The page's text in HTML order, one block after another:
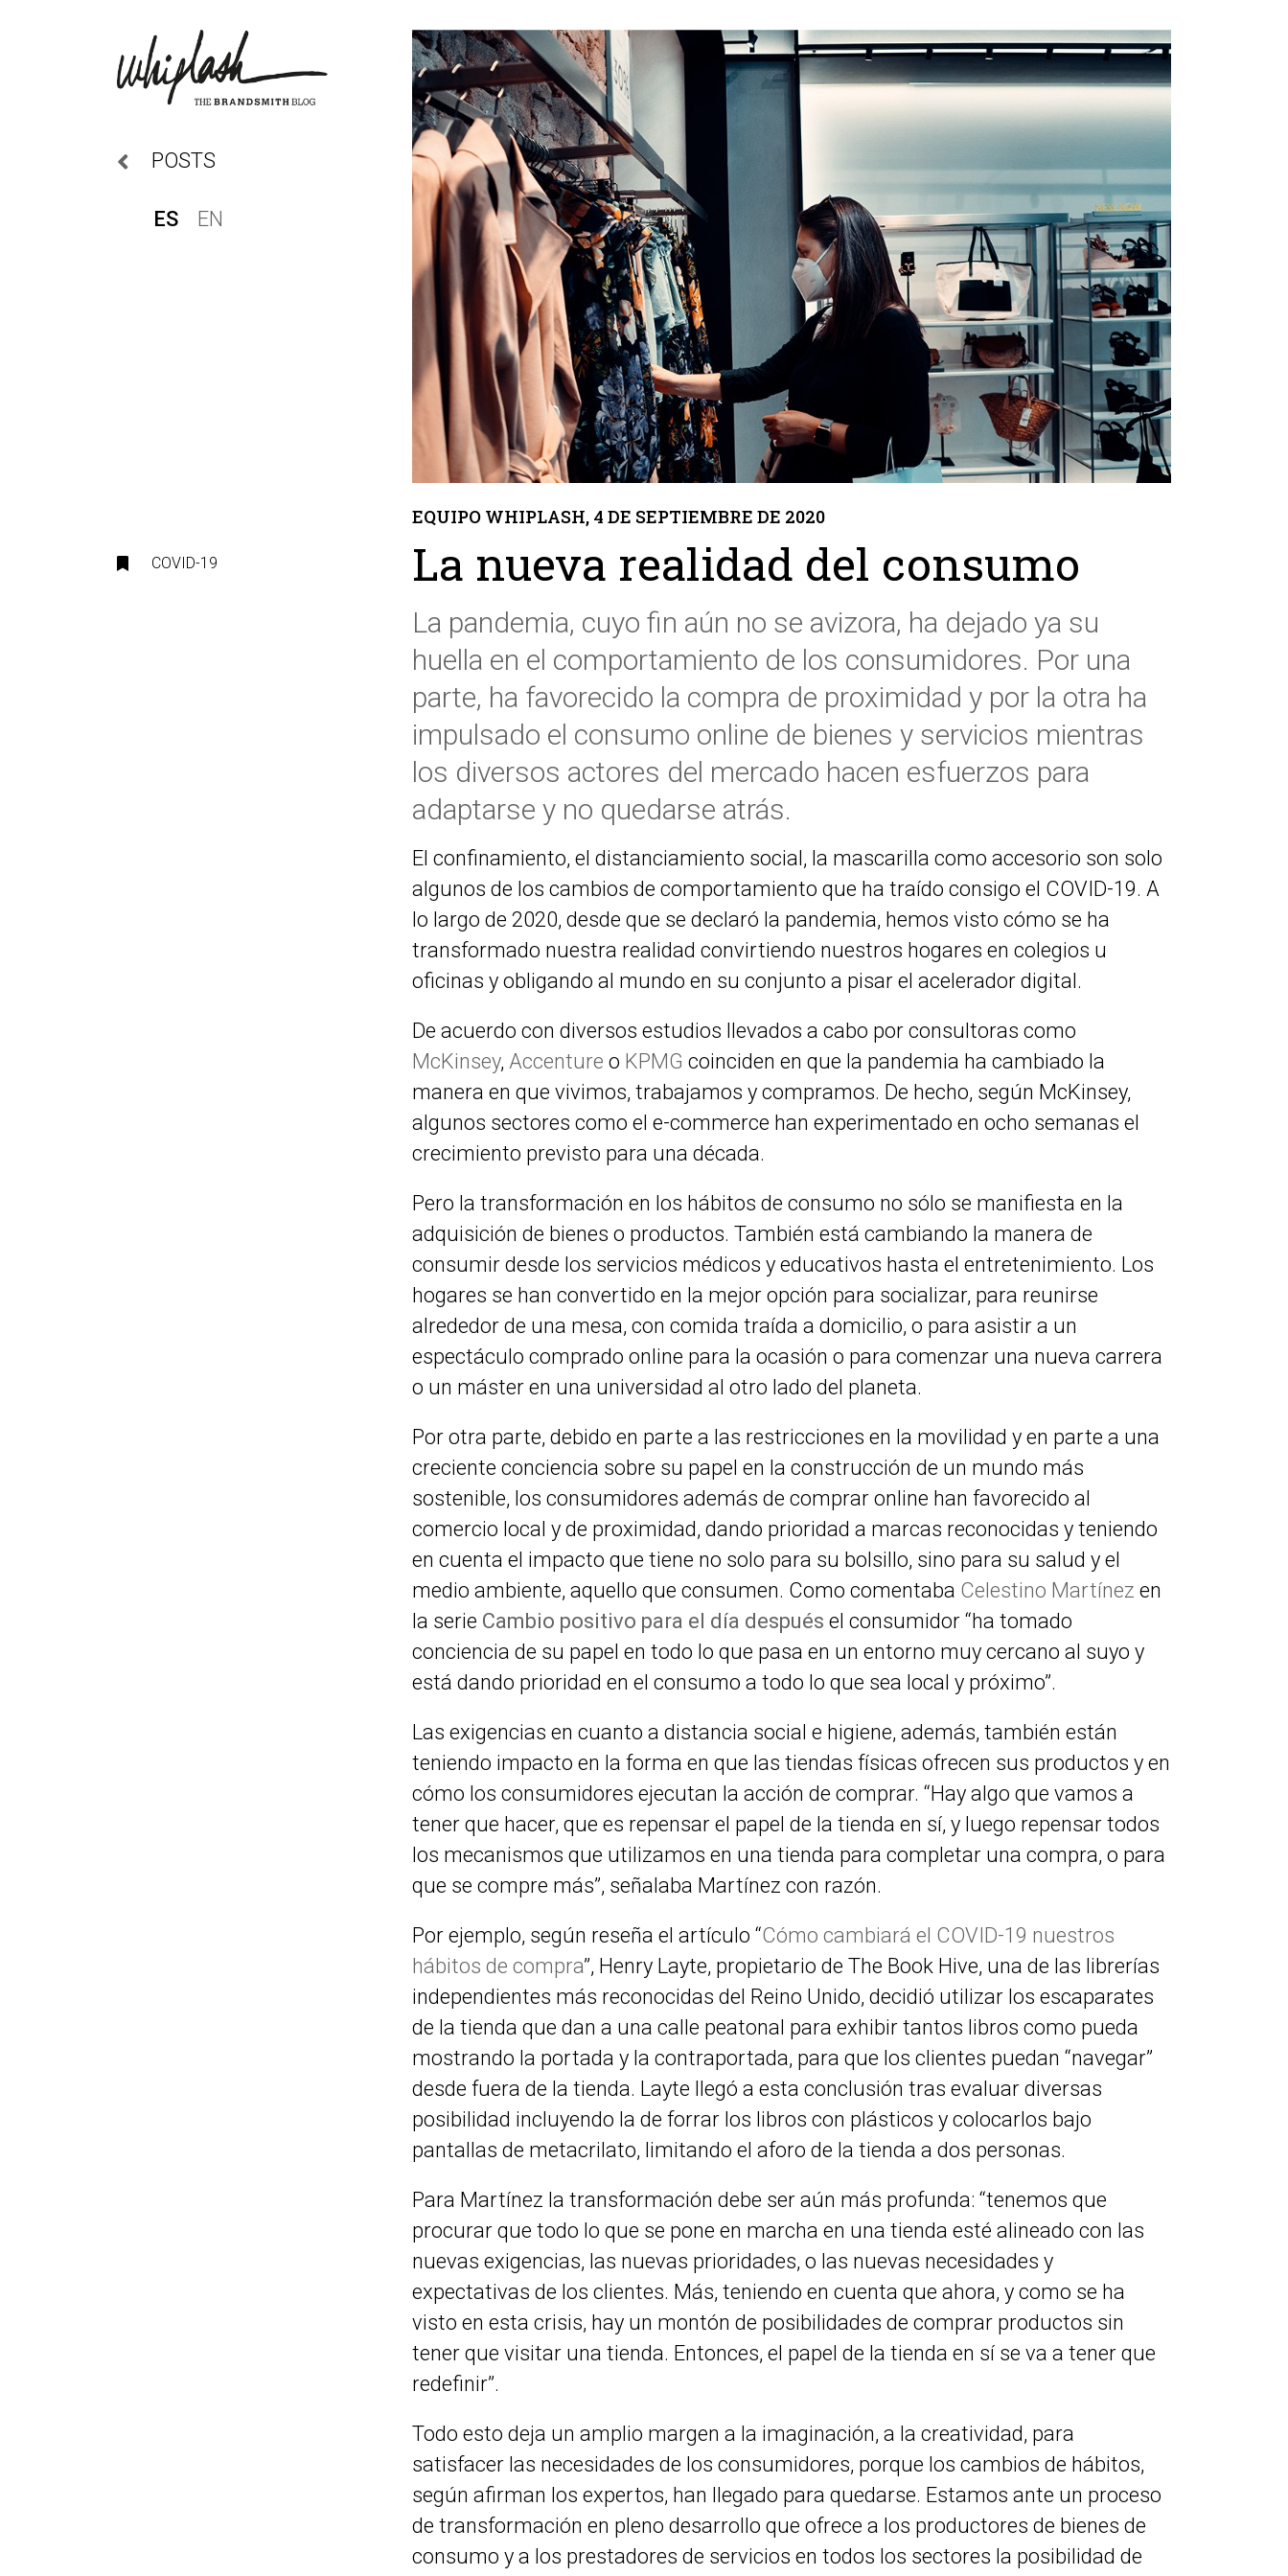
POSTS
ES EN
COVID-19
EQUIPO WHIPLASH, 4 DE SEPTIEMBRE DE 2020
La nueva realidad del consumo
La pandemia, cuyo fin aún no se avizora, ha dejado ya su
huella en el comportamiento de los consumidores. Por una
parte, ha favorecido la compra de proximidad y por la otra ha
impulsado el consumo online de bienes y servicios mientras
los diversos actores del mercado hacen esfuerzos para
adaptarse y no quedarse atrás.
El confinamiento, el distanciamiento social, la mascarilla como accesorio son solo
algunos de los cambios de comportamiento que ha traído consigo el COVID-19. A
lo largo de 2020, desde que se declaró la pandemia, hemos visto cómo se ha
transformado nuestra realidad convirtiendo nuestros hogares en colegios u
oficinas y obligando al mundo en su conjunto a pisar el acelerador digital.
De acuerdo con diversos estudios llevados a cabo por consultoras como
McKinsey,Accenture o KPMG coinciden en que la pandemia ha cambiado la
manera en que vivimos, trabajamos y compramos. De hecho, según McKinsey,
algunos sectores como el e-commerce han experimentado en ocho semanas el
crecimiento previsto para una década.
Pero la transformación en los hábitos de consumo no sólo se manifiesta en la
adquisición de bienes o productos. También está cambiando la manera de
consumir desde los servicios médicos y educativos hasta el entretenimiento. Los
hogares se han convertido en la mejor opción para socializar, para reunirse
alrededor de una mesa, con comida traída a domicilio, o para asistir a un
espectáculo comprado online para la ocasión o para comenzar una nueva carrera
o un máster en una universidad al otro lado del planeta.
Por otra parte, debido en parte a las restricciones en la movilidad y en parte a una
creciente conciencia sobre su papel en la construcción de un mundo más
sostenible, los consumidores además de comprar online han favorecido al
comercio local y de proximidad, dando prioridad a marcas reconocidas y teniendo
en cuenta el impacto que tiene no solo para su bolsillo, sino para su salud y el
medio ambiente, aquello que consumen. Como comentaba Celestino Martínez en
la serie Cambio positivo para el día después el consumidor “ha tomado
conciencia de su papel en todo lo que pasa en un entorno muy cercano al suyo y
está dando prioridad en el consumo a todo lo que sea local y próximo”.
Las exigencias en cuanto a distancia social e higiene, además, también están
teniendo impacto en la forma en que las tiendas físicas ofrecen sus productos y en
cómo los consumidores ejecutan la acción de comprar. “Hay algo que vamos a
tener que hacer, que es repensar el papel de la tienda en sí, y luego repensar todos
los mecanismos que utilizamos en una tienda para completar una compra, o para
que se compre más”, señalaba Martínez con razón.
Por ejemplo, según reseña el artículo “Cómo cambiará el COVID-19 nuestros
hábitos de compra”, Henry Layte, propietario de The Book Hive, una de las librerías
independientes más reconocidas del Reino Unido, decidió utilizar los escaparates
de la tienda que dan a una calle peatonal para exhibir tantos libros como pueda
mostrando la portada y la contraportada, para que los clientes puedan “navegar”
desde fuera de la tienda. Layte llegó a esta conclusión tras evaluar diversas
posibilidad incluyendo la de forrar los libros con plásticos y colocarlos bajo
pantallas de metacrilato, limitando el aforo de la tienda a dos personas.
Para Martínez la transformación debe ser aún más profunda: “tenemos que
procurar que todo lo que se pone en marcha en una tienda esté alineado con las
nuevas exigencias, las nuevas prioridades, o las nuevas necesidades y
expectativas de los clientes. Más, teniendo en cuenta que ahora, y como se ha
visto en esta crisis, hay un montón de posibilidades de comprar productos sin
tener que visitar una tienda. Entonces, el papel de la tienda en sí se va a tener que
redefinir”.
Todo esto deja un amplio margen a la imaginación, a la creatividad, para
satisfacer las necesidades de los consumidores, porque los cambios de hábitos,
según afirman los expertos, han llegado para quedarse. Estamos ante un proceso
de transformación en pleno desarrollo que ofrece a los productores de bienes de
consumo y a los prestadores de servicios en todos los sectores la posibilidad de